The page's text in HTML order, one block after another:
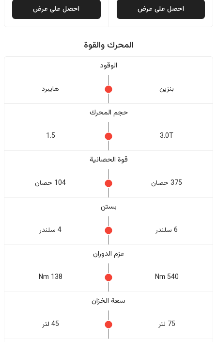
احصل على عرض احصل على عرض
المحرك والقوة
الوقود
بنزين هايبرد
حجم المحرك
3.0T
1.5
قوة الحصانية
375 حصان 104 حصان
بستن
6 سلندر 4 سلندر
عزم الدوران
540 Nm
138 Nm
سعة الخزان
75 لتر 45 لتر